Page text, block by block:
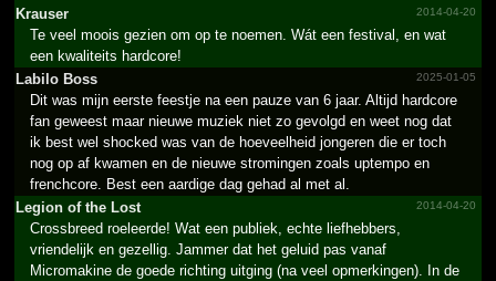
Krauser
2014-04-20
Te veel moois gezien om op te noemen. Wát een festival, en wat
een kwaliteits hardcore!
Labilo Boss
2025-01-05
Dit was mijn eerste feestje na een pauze van 6 jaar. Altijd hardcore
fan geweest maar nieuwe muziek niet zo gevolgd en weet nog dat
ik best wel shocked was van de hoeveelheid jongeren die er toch
nog op af kwamen en de nieuwe stromingen zoals uptempo en
frenchcore. Best een aardige dag gehad al met al.
Legion of the Lost
2014-04-20
Crossbreed roeleerde! Wat een publiek, echte liefhebbers,
vriendelijk en gezellig. Jammer dat het geluid pas vanaf
Micromakine de goede richting uitging (na veel opmerkingen). In de